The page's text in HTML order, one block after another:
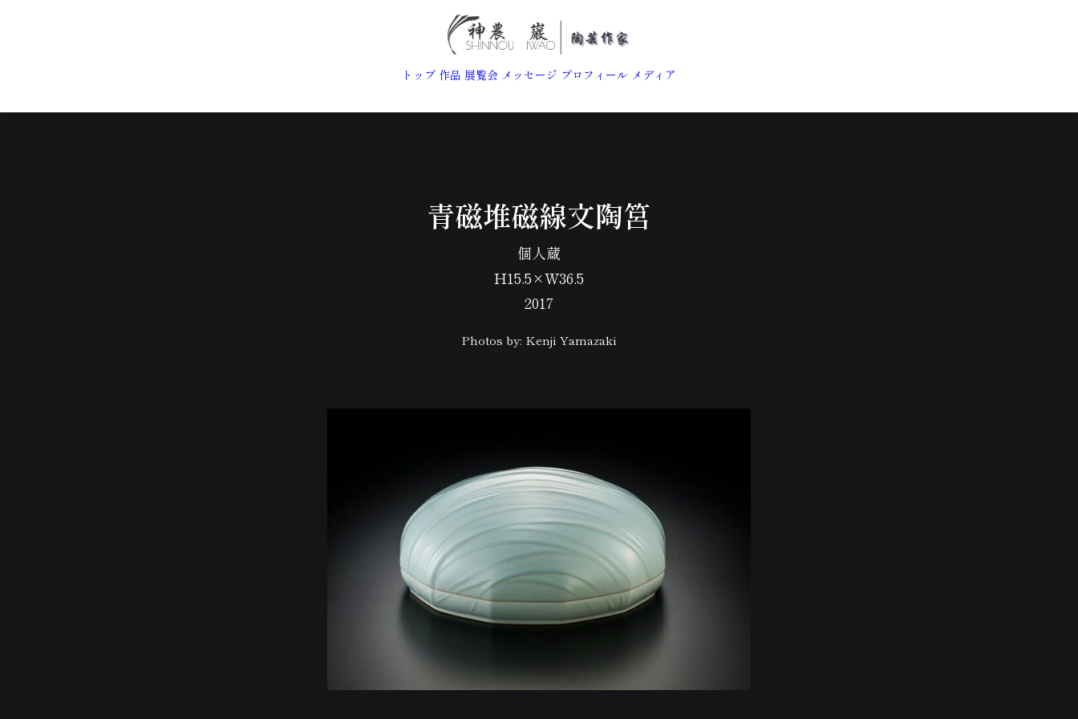
トップ 作品 展覧会 メッセージ プロフィール メディア
青磁堆磁線文陶筥
個人蔵
H15.5×W36.5
2017
Photos by: Kenji Yamazaki